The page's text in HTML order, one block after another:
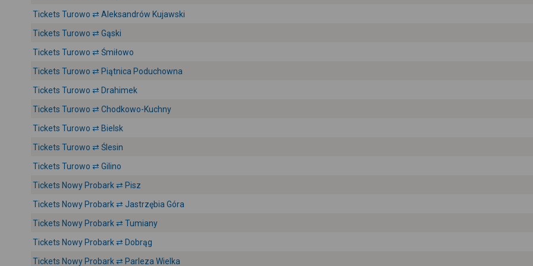
Tickets Turowo ⇄ Aleksandrów Kujawski
Tickets Turowo ⇄ Gąski
Tickets Turowo ⇄ Śmiłowo
Tickets Turowo ⇄ Piątnica Poduchowna
Tickets Turowo ⇄ Drahimek
Tickets Turowo ⇄ Chodkowo-Kuchny
Tickets Turowo ⇄ Bielsk
Tickets Turowo ⇄ Ślesin
Tickets Turowo ⇄ Gilino
Tickets Nowy Probark ⇄ Pisz
Tickets Nowy Probark ⇄ Jastrzębia Góra
Tickets Nowy Probark ⇄ Tumiany
Tickets Nowy Probark ⇄ Dobrąg
Tickets Nowy Probark ⇄ Parleza Wielka